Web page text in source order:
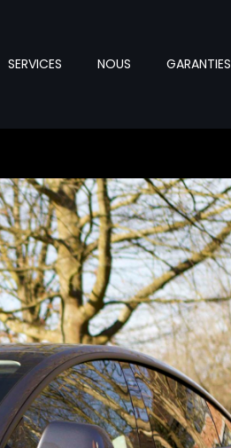
SERVICES NOUS GARANTIES